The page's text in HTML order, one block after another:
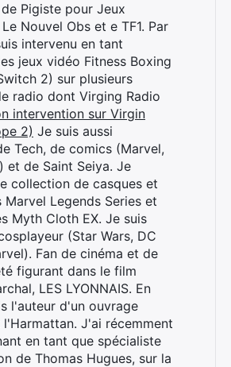
Pigiste pour Jeux
Nouvel Obs et e TF1. Par
intervenu en tant
jeux vidéo Fitness Boxing
2) sur plusieurs
radio dont Virging Radio
intervention sur Virgin
2) Je suis aussi
Tech, de comics (Marvel,
et de Saint Seiya. Je
collection de casques et
Marvel Legends Series et
Myth Cloth EX. Je suis
(Star Wars, DC
Fan de cinéma et de
figurant dans le film
LES LYONNAIS. En
l'auteur d'un ouvrage
J'ai récemment
en tant que spécialiste
de Thomas Hugues, sur la